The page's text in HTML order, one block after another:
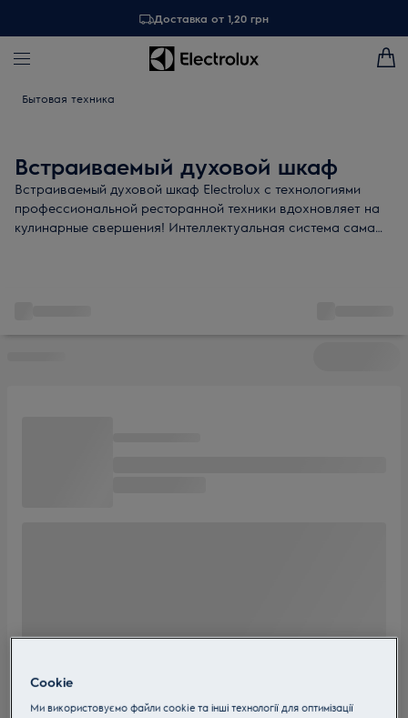
Доставка от 1,20 грн
Бытовая техника
Встраиваемый духовой шкаф
Встраиваемый духовой шкаф Electrolux с технологиями
профессиональной ресторанной техники вдохновляет на
кулинарные свершения! Интеллектуальная система сама
Cookie
Ми використовуємо файли cookie та інші технології для оптимізації